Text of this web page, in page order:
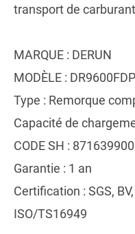
transport de
MARQUE : DERUN
MODÈLE : DR9600FDP
Type : Remorque
Capacité de
CODE SH :
Garantie : 1 an
Certification : SGS,
ISO/TS16949